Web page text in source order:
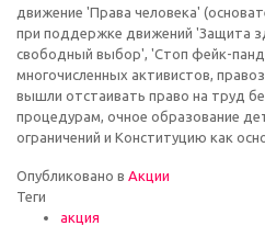
движение 'Права человека'
при поддержке движений 'Защита
свободный выбор', 'Стоп фейк-
многочисленных активистов,
вышли отстаивать право на труд
процедурам, очное образование
ограничений и Конституцию как
Опубликовано в Акции
Теги
акция